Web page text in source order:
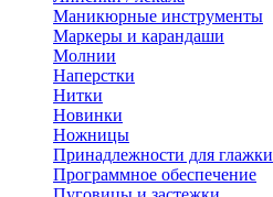
Маникюрные инструменты
Маркеры и карандаши
Молнии
Наперстки
Нитки
Новинки
Ножницы
Принадлежности для глажки
Программное обеспечение